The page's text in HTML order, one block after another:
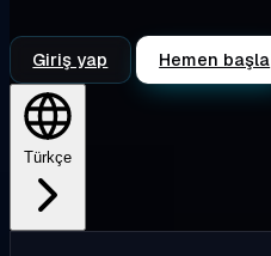
Giriş yap Hemen başla
Türkçe